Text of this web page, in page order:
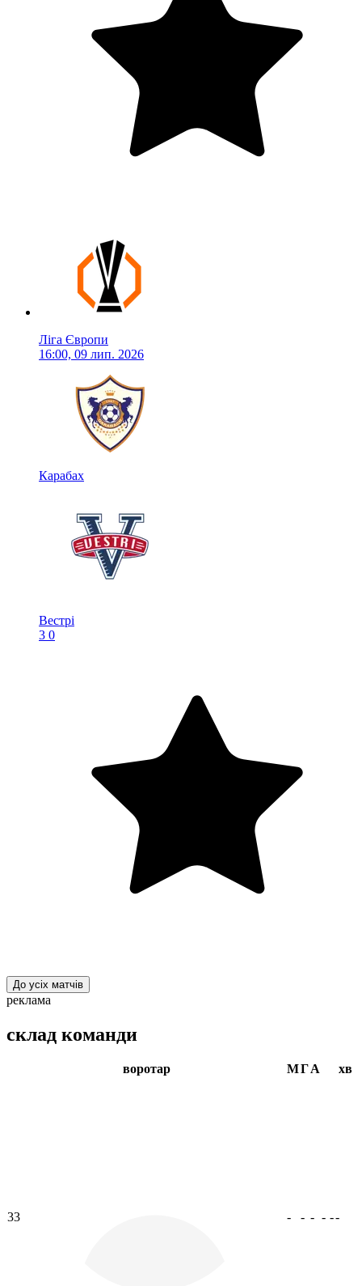
Ліга Європи
16:00, 09 лип. 2026
Карабах
Вестрі
3 0
До усіх матчів
реклама
склад команди
воротар МГА хв
33 - - - - --